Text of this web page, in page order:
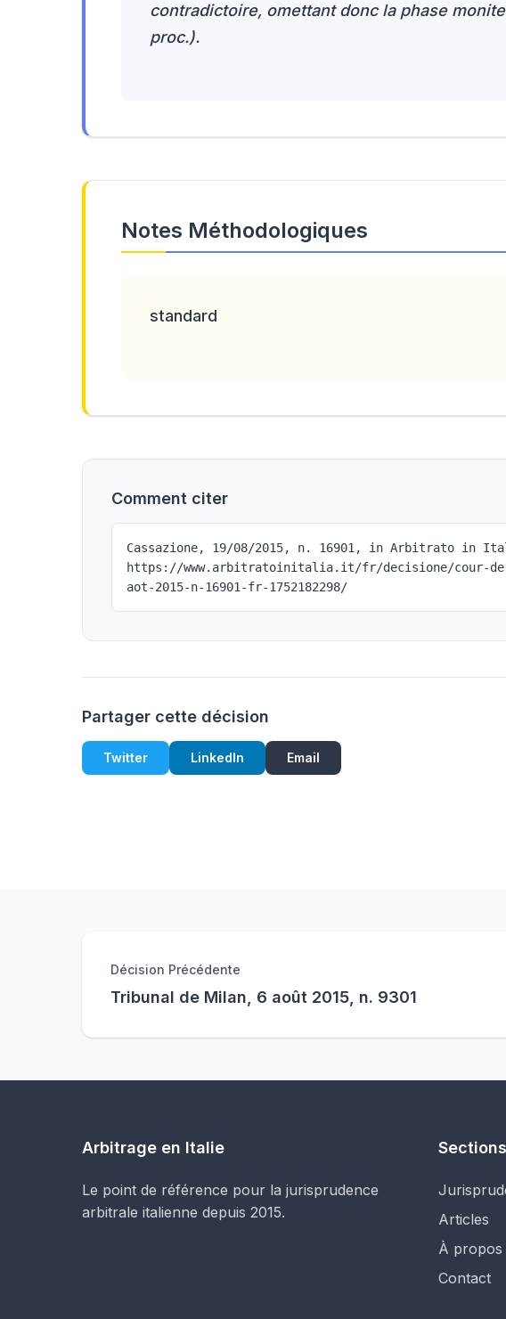
contradictoire, omettant donc la phase
proc.).
Notes Méthodologiques
standard
Comment citer
Cassazione, 19/08/2015, n. 16901, in Arbitrato in
https://www.arbitratoinitalia.it/fr/decisione/cour-de-
aot-2015-n-16901-fr-1752182298/
Partager cette décision
Twitter LinkedIn Email
Décision Précédente
Tribunal de Milan, 6 août 2015, n. 9301
Arbitrage en Italie
Le point de référence pour la jurisprudence
arbitrale italienne depuis 2015.
Sections
Articles
À propos
Contact